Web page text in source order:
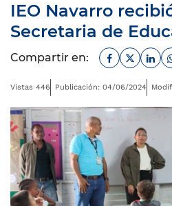
IEO Navarro
Secretaria de
Compartir en: Facebook
Twitter
Vistas 446 Publicación: 04/06/2024